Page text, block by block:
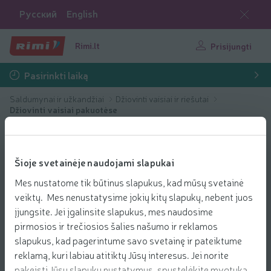
Šioje svetainėje naudojami slapukai
Mes nustatome tik būtinus slapukus, kad mūsų svetainė
veiktų. Mes nenustatysime jokių kitų slapukų, nebent juos
įjungsite. Jei įgalinsite slapukus, mes naudosime
pirmosios ir trečiosios šalies našumo ir reklamos
slapukus, kad pagerintume savo svetainę ir pateiktume
reklamą, kuri labiau atitiktų Jūsų interesus. Jei norite
Русский English
Rimi.lt Prisijungti
Pasirinkti laiką
Saldumynai ir užkandžiai
Džiovinti vaisiai ir riešutai
Džiovinti vaisiai pakuotėse